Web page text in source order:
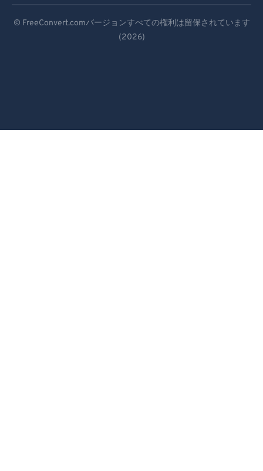
Español
© FreeConvert.comバージョンすべての権利は留保されています
(2026)